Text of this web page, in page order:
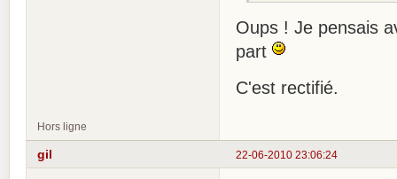
Oups ! Je pensais
part
C'est rectifié.
Hors ligne
22-06-2010 23:06:24
gil